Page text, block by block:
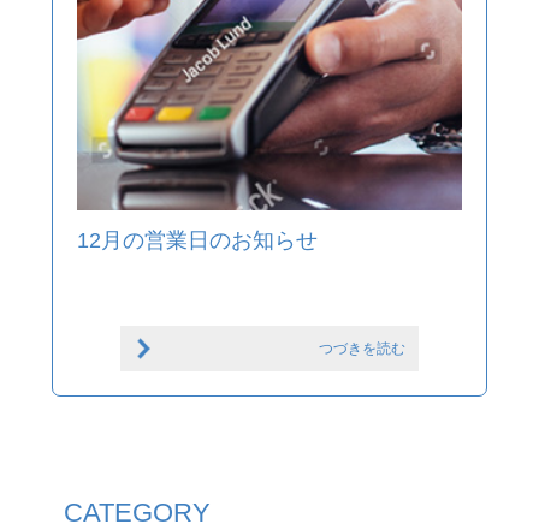
12月の営業日のお知らせ
つづきを読む
CATEGORY